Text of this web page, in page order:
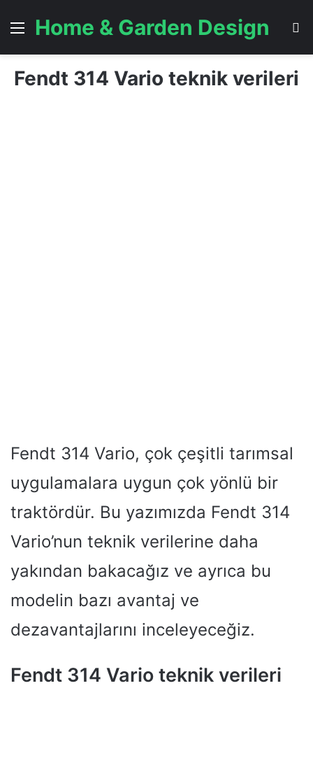
Menü
Home & Garden Design
Fendt 314 Vario teknik verileri
Fendt 314 Vario, çok çeşitli tarımsal
uygulamalara uygun çok yönlü bir
traktördür. Bu yazımızda Fendt 314
Vario’nun teknik verilerine daha
yakından bakacağız ve ayrıca bu
modelin bazı avantaj ve
dezavantajlarını inceleyeceğiz.
Fendt 314 Vario teknik verileri